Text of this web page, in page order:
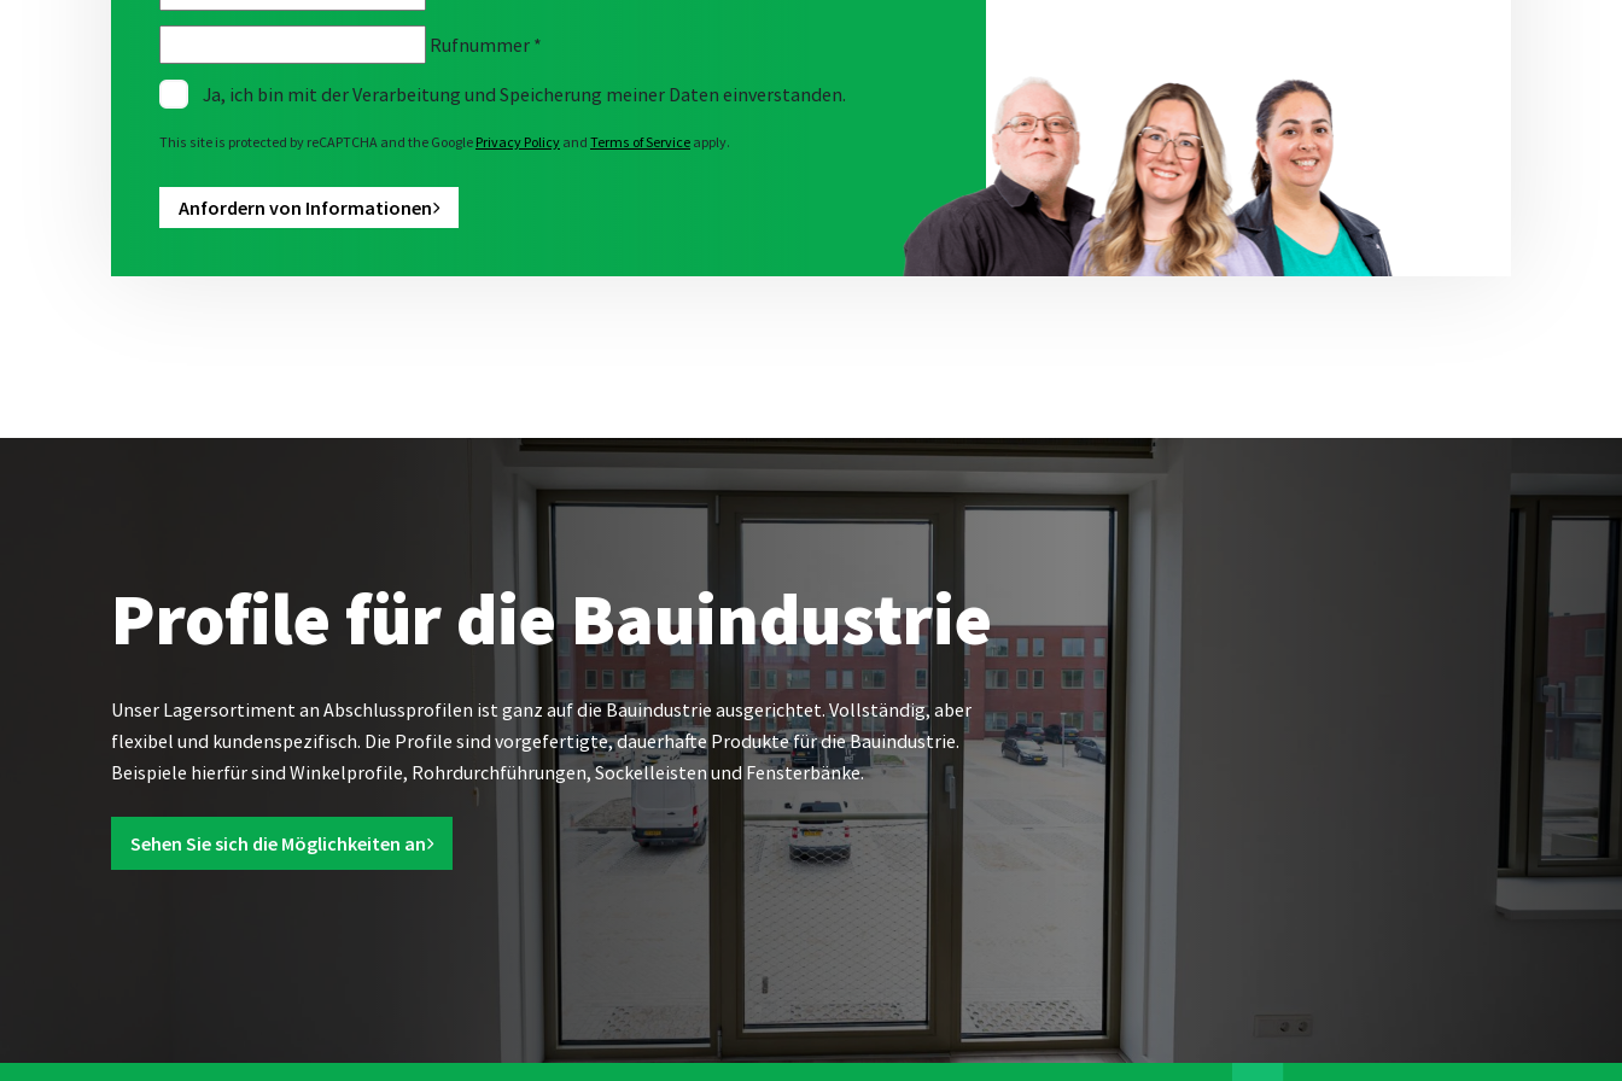
Rufnummer *
Ja, ich bin mit der Verarbeitung und Speicherung meiner Daten einverstanden.
This site is protected by reCAPTCHA and the Google Privacy Policy and Terms of Service apply.
Anfordern von Informationen
Profile für die Bauindustrie
Unser Lagersortiment an Abschlussprofilen ist ganz auf die Bauindustrie ausgerichtet. Vollständig, aber
flexibel und kundenspezifisch. Die Profile sind vorgefertigte, dauerhafte Produkte für die Bauindustrie.
Beispiele hierfür sind Winkelprofile, Rohrdurchführungen, Sockelleisten und Fensterbänke.
Sehen Sie sich die Möglichkeiten an